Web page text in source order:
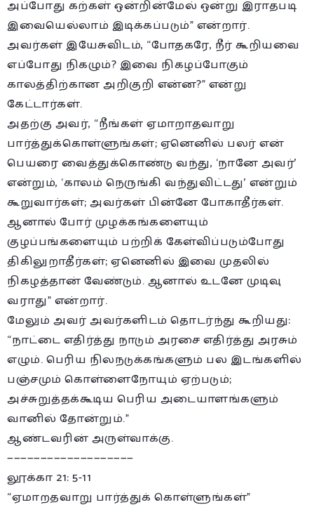
அப்போது கற்கள் ஒன்றின்மேல் ஒன்று இராதபடி
இவையெல்லாம் இடிக்கப்படும்” என்றார்.
அவர்கள் இயேசுவிடம், “போதகரே, நீர் கூறியவை
எப்போது நிகழும்? இவை நிகழப்போகும்
காலத்திற்கான அறிகுறி என்ன?” என்று
கேட்டார்கள்.
அதற்கு அவர், “நீங்கள் ஏமாறாதவாறு
பார்த்துக்கொள்ளுங்கள்; ஏனெனில் பலர் என்
பெயரை வைத்துக்கொண்டு வந்து, ‘நானே அவர்’
என்றும், ‘காலம் நெருங்கி வந்துவிட்டது’ என்றும்
கூறுவார்கள்; அவர்கள் பின்னே போகாதீர்கள்.
ஆனால் போர் முழக்கங்களையும்
குழப்பங்களையும் பற்றிக் கேள்விப்படும்போது
திகிலுறாதீர்கள்; ஏனெனில் இவை முதலில்
நிகழத்தான் வேண்டும். ஆனால் உடனே முடிவு
வராது” என்றார்.
மேலும் அவர் அவர்களிடம் தொடர்ந்து கூறியது:
“நாட்டை எதிர்த்து நாடும் அரசை எதிர்த்து அரசும்
எழும். பெரிய நிலநடுக்கங்களும் பல இடங்களில்
பஞ்சமும் கொள்ளைநோயும் ஏற்படும்;
அச்சுறுத்தக்கூடிய பெரிய அடையாளங்களும்
வானில் தோன்றும்.”
ஆண்டவரின் அருள்வாக்கு.
———————————————————
லூக்கா 21: 5-11
“ஏமாறதவாறு பார்த்துக் கொள்ளுங்கள்”